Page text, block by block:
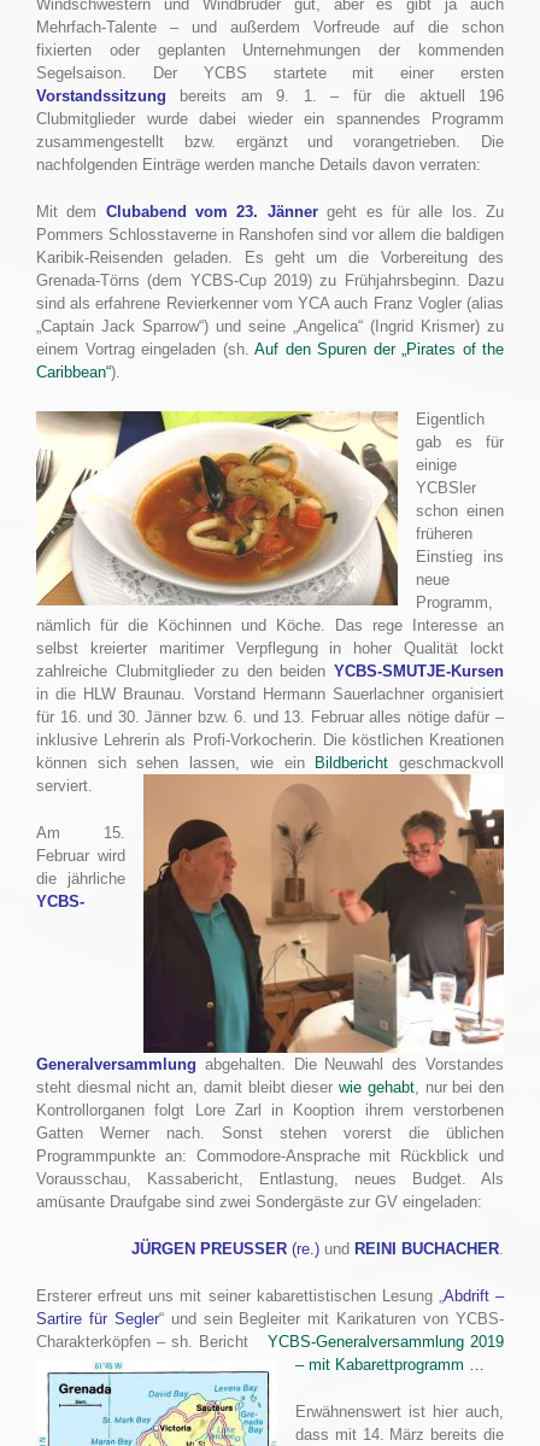
Windschwestern und Windbrüder gut, aber es gibt ja auch
Mehrfach-Talente – und außerdem Vorfreude auf die schon
fixierten oder geplanten Unternehmungen der kommenden
Segelsaison. Der YCBS startete mit einer ersten
Vorstandssitzung bereits am 9. 1. – für die aktuell 196
Clubmitglieder wurde dabei wieder ein spannendes Programm
zusammengestellt bzw. ergänzt und vorangetrieben. Die
nachfolgenden Einträge werden manche Details davon verraten:
Mit dem Clubabend vom 23. Jännergeht es für alle los. Zu
Pommers Schlosstaverne in Ranshofen sind vor allem die baldigen
Karibik-Reisenden geladen. Es geht um die Vorbereitung des
Grenada-Törns (dem YCBS-Cup 2019) zu Frühjahrsbeginn. Dazu
sind als erfahrene Revierkenner vom YCA auch Franz Vogler (alias
„Captain Jack Sparrow“) und seine „Angelica“ (Ingrid Krismer) zu
einem Vortrag eingeladen (sh. Auf den Spuren der „Pirates of the
Caribbean“).
Eigentlich
gab es für
einige
YCBSler
schon einen
früheren
Einstieg ins
neue
Programm,
nämlich für die Köchinnen und Köche. Das rege Interesse an
selbst kreierter maritimer Verpflegung in hoher Qualität lockt
zahlreiche Clubmitglieder zu den beiden YCBS-SMUTJE-Kursen
in die HLW Braunau. Vorstand Hermann Sauerlachner organisiert
für 16. und 30. Jänner bzw. 6. und 13. Februar alles nötige dafür –
inklusive Lehrerin als Profi-Vorkocherin. Die köstlichen Kreationen
können sich sehen lassen, wie ein Bildbericht geschmackvoll
serviert.
Am 15.
Februar wird
die jährliche
YCBS-
Generalversammlung abgehalten. Die Neuwahl des Vorstandes
steht diesmal nicht an, damit bleibt dieserwie gehabt, nur bei den
Kontrollorganen folgt Lore Zarl in Kooption ihrem verstorbenen
Gatten Werner nach. Sonst stehen vorerst die üblichen
Programmpunkte an: Commodore-Ansprache mit Rückblick und
Vorausschau, Kassabericht, Entlastung, neues Budget. Als
amüsante Draufgabe sind zwei Sondergäste zur GV eingeladen:
JÜRGEN PREUSSER (re.) und REINI BUCHACHER
Ersterer erfreut uns mit seiner kabarettistischen Lesung „ Abdrift –
Sartire für Segler“ und sein Begleiter mit Karikaturen von YCBS-
Charakterköpfen – sh. Bericht YCBS-Generalversammlung 2019
– mit Kabarettprogramm …
Erwähnenswert ist hier auch,
dass mit 14. März bereits die